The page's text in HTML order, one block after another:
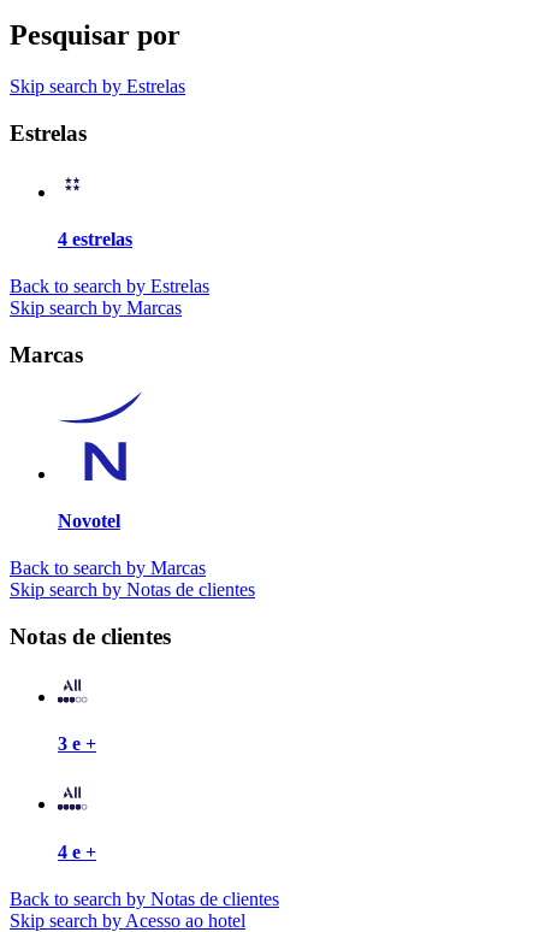
Pesquisar por
Skip search by Estrelas
Estrelas
4 estrelas
Back to search by Estrelas
Skip search by Marcas
Marcas
Novotel
Back to search by Marcas
Skip search by Notas de clientes
Notas de clientes
3 e +
4 e +
Back to search by Notas de clientes
Skip search by Acesso ao hotel